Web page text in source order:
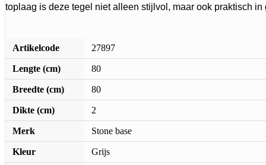
toplaag is deze tegel niet alleen stijlvol, maar ook praktisch in
Artikelcode 27897
Lengte (cm) 80
Breedte (cm) 80
Dikte (cm) 2
Merk Stone base
Kleur Grijs